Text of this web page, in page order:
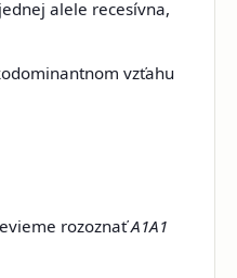
alele recesívna,
vzťahu
rozoznaťA1A1